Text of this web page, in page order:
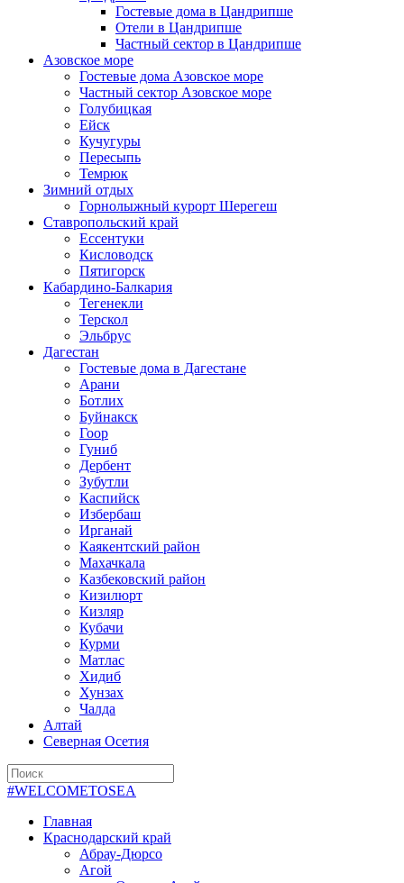
Гостевые дома в Цандрипше
Отели в Цандрипше
Частный сектор в Цандрипше
Азовское море
Гостевые дома Азовское море
Частный сектор Азовское море
Голубицкая
Ейск
Кучугуры
Пересыпь
Темрюк
Зимний отдых
Горнолыжный курорт Шерегеш
Ставропольский край
Ессентуки
Кисловодск
Пятигорск
Кабардино-Балкария
Тегенекли
Терскол
Эльбрус
Дагестан
Гостевые дома в Дагестане
Арани
Ботлих
Буйнакск
Гоор
Гуниб
Дербент
Зубутли
Каспийск
Избербаш
Ирганай
Каякентский район
Махачкала
Казбековский район
Кизилюрт
Кизляр
Кубачи
Курми
Матлас
Хидиб
Хунзах
Чалда
Алтай
Северная Осетия
#WELCOMETOSEA
Главная
Краснодарский край
Абрау-Дюрсо
Агой